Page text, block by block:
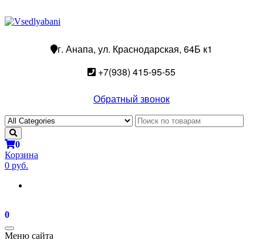
г. Анапа, ул. Краснодарская, 64Б к1
+7(938) 415-95-55
Обратный звонок
0
Корзина
0 руб.
0
Toggle
navigation
Меню сайта